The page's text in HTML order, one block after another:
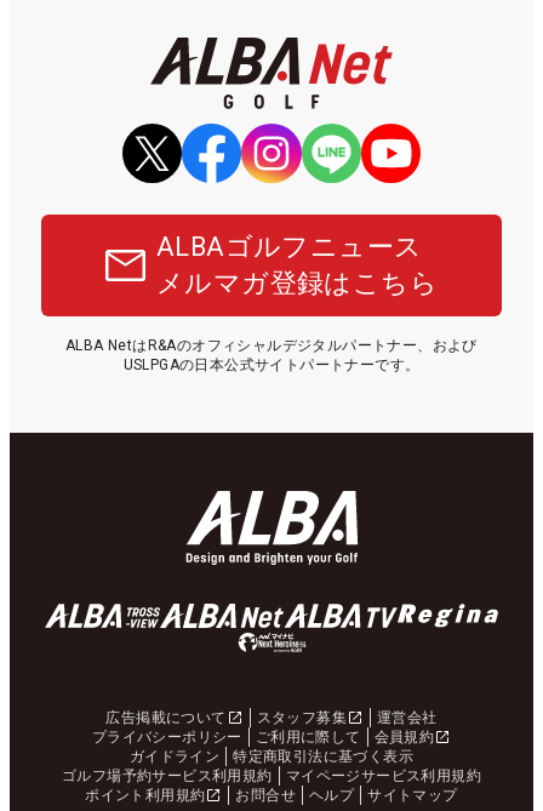
ALBAゴルフニュース
メルマガ登録はこちら
ALBA NetはR&Aのオフィシャルデジタルパートナー、および
USLPGAの日本公式サイトパートナーです。
広告掲載について スタッフ募集
運営会社
プライバシーポリシー
ご利用に際して
会員規約
ガイドライン
特定商取引法に基づく表示
ゴルフ場予約サービス利用規約
マイページサービス利用規約
ポイント利用規約
お問合せ ヘルプ サイトマップ